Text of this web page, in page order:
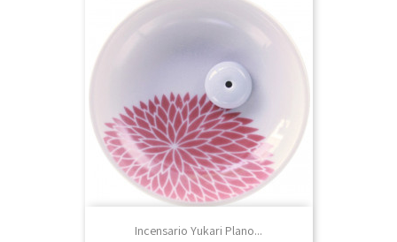
Incensario Yukari Plano...